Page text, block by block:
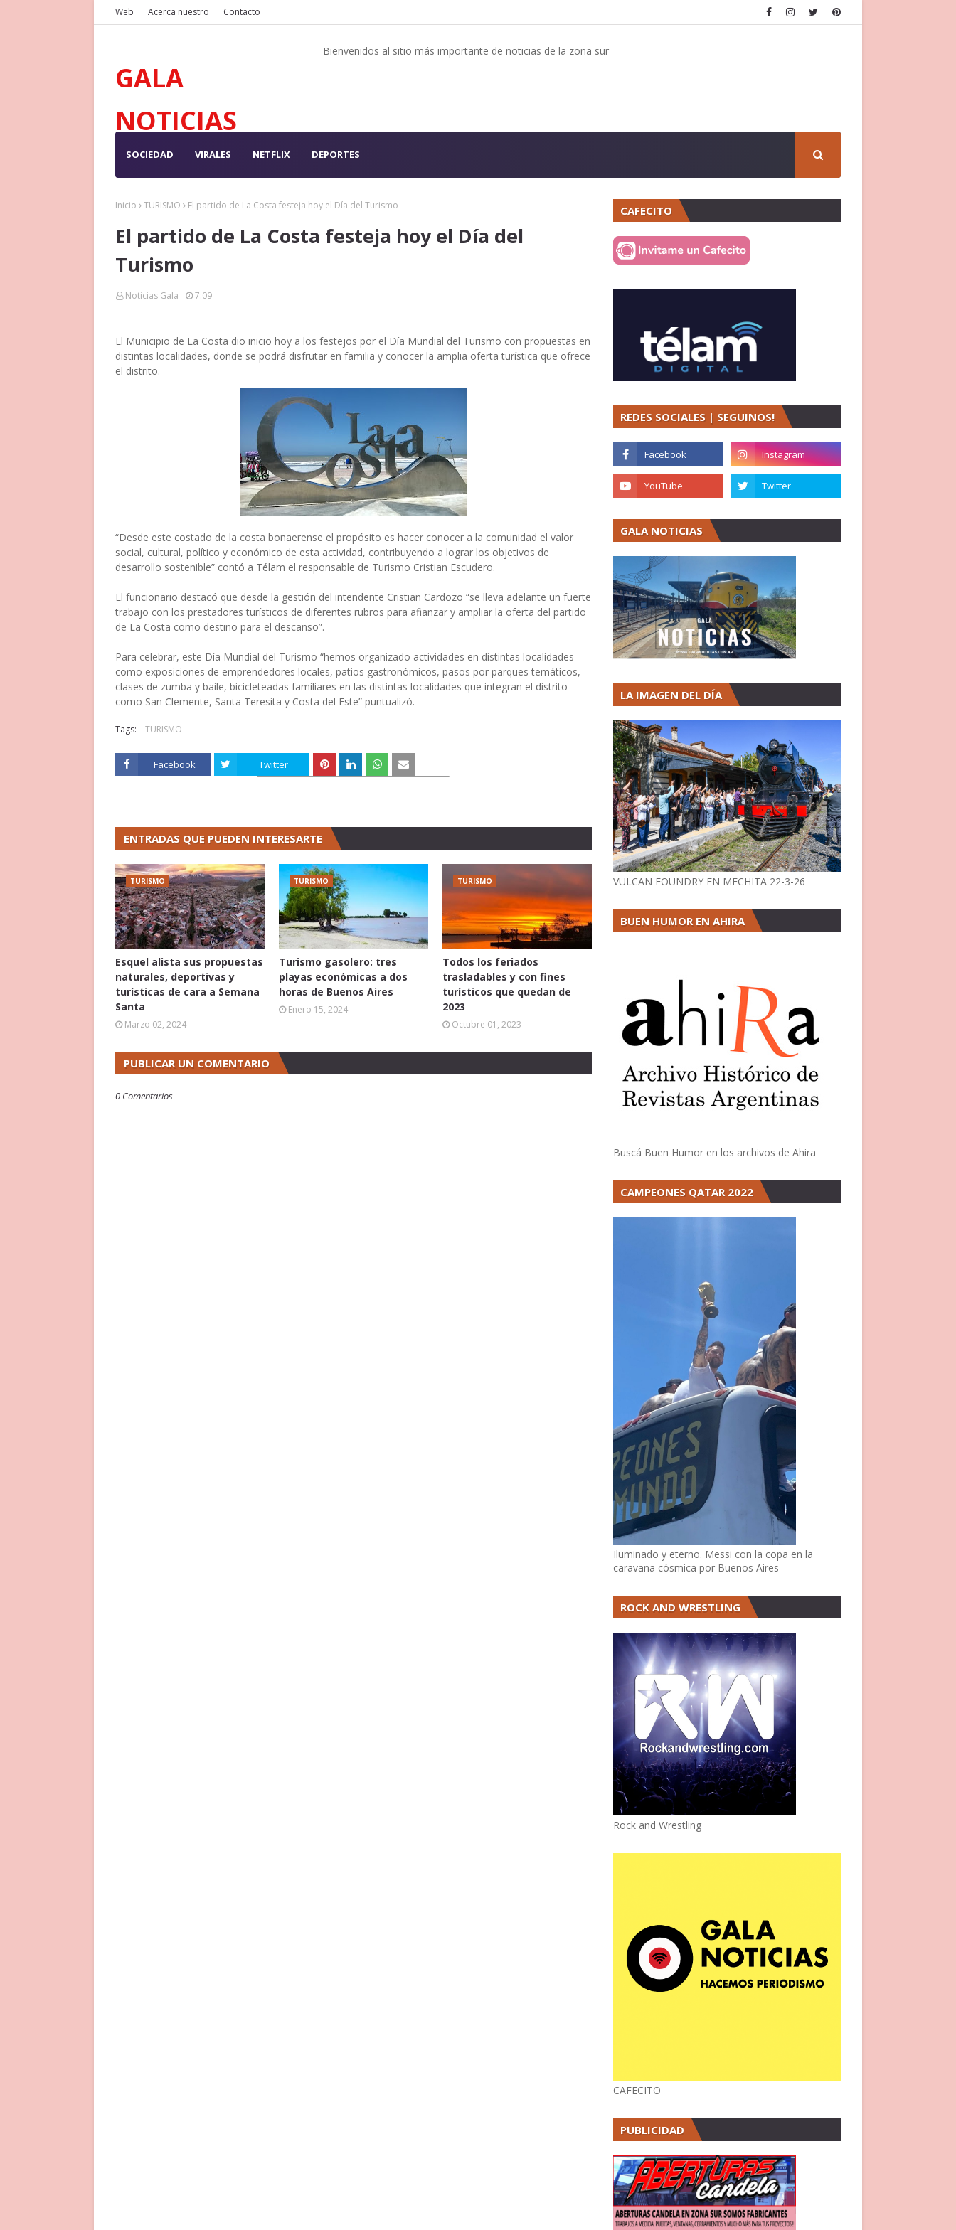
Web Acerca nuestro Contacto
GALA
NOTICIAS
Bienvenidos al sitio más importante de noticias de la zona sur
SOCIEDAD VIRALES NETFLIX DEPORTES
Inicio TURISMO El partido de La Costa festeja hoy el Día del Turismo
El partido de La Costa festeja hoy el Día del
Turismo
Noticias Gala 7:09
El Municipio de La Costa dio inicio hoy a los festejos por el Día Mundial del Turismo con propuestas en
distintas localidades, donde se podrá disfrutar en familia y conocer la amplia oferta turística que ofrece
el distrito.
“Desde este costado de la costa bonaerense el propósito es hacer conocer a la comunidad el valor
social, cultural, político y económico de esta actividad, contribuyendo a lograr los objetivos de
desarrollo sostenible” contó a Télam el responsable de Turismo Cristian Escudero.
El funcionario destacó que desde la gestión del intendente Cristian Cardozo “se lleva adelante un fuerte
trabajo con los prestadores turísticos de diferentes rubros para afianzar y ampliar la oferta del partido
de La Costa como destino para el descanso”.
Para celebrar, este Día Mundial del Turismo “hemos organizado actividades en distintas localidades
como exposiciones de emprendedores locales, patios gastronómicos, pasos por parques temáticos,
clases de zumba y baile, bicicleteadas familiares en las distintas localidades que integran el distrito
como San Clemente, Santa Teresita y Costa del Este” puntualizó.
Tags: TURISMO
Facebook Twitter
ENTRADAS QUE PUEDEN INTERESARTE
TURISMO
Esquel alista sus propuestas
naturales, deportivas y
turísticas de cara a Semana
Santa
Marzo 02, 2024
TURISMO
Turismo gasolero: tres
playas económicas a dos
horas de Buenos Aires
Enero 15, 2024
TURISMO
Todos los feriados
trasladables y con fines
turísticos que quedan de
2023
Octubre 01, 2023
PUBLICAR UN COMENTARIO
0 Comentarios
CAFECITO
REDES SOCIALES | SEGUINOS!
GALA NOTICIAS
LA IMAGEN DEL DÍA
VULCAN FOUNDRY EN MECHITA 22-3-26
BUEN HUMOR EN AHIRA
Buscá Buen Humor en los archivos de Ahira
CAMPEONES QATAR 2022
Iluminado y eterno. Messi con la copa en la
caravana cósmica por Buenos Aires
ROCK AND WRESTLING
Rock and Wrestling
CAFECITO
PUBLICIDAD